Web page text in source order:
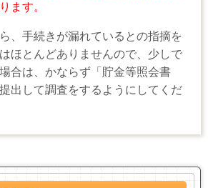
ます。
、手続きが漏れているとの指摘を
ほとんどありませんので、少しで
合は、かならず「貯金等照会書
出して調査をするようにしてくだ